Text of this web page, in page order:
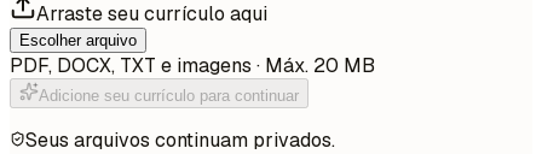
Arraste seu currículo aqui
Escolher arquivo
PDF, DOCX, TXT e imagens · Máx. 20 MB
Adicione seu currículo para continuar
Seus arquivos continuam privados.